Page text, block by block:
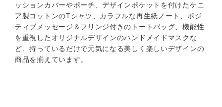
ッションカバーやポーチ、デザインポケットを付けたケニ
ア製コットンのTシャツ、カラフルな再生紙ノート、ポジ
ティブメッセージ＆フリンジ付きのトートバッグ、機能性
を重視したオリジナルデザインのハンドメイドマスクな
ど、持っているだけで元気になる美しく楽しいデザインの
商品を揃えています。